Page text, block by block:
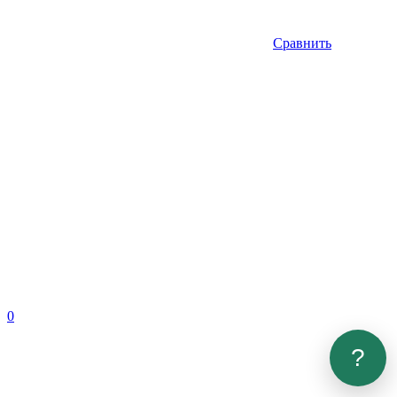
Сравнить
0
?